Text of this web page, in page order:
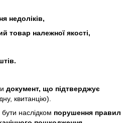
недоліків,
товар належної якості,
документ, що підтверджує
квитанцію).
наслідком порушення правил